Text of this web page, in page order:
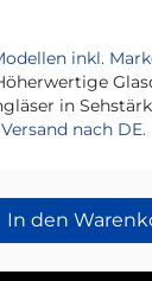
inkl.
in
nach DE.
In den